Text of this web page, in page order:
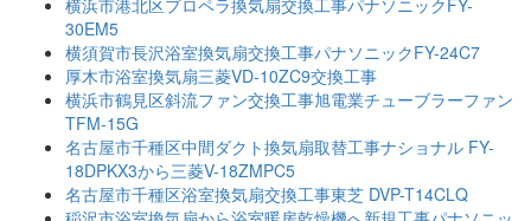
30EM5
横須賀市長沢浴室換気扇交換工事パナソニックFY-24C7
厚木市浴室換気扇三菱VD-10ZC9交換工事
横浜市鶴見区斜流ファン交換工事旭電業チューブラーファン
TFM-15G
名古屋市千種区中間ダクト換気扇取替工事ナショナル FY-
18DPKX3から三菱V-18ZMPC5
名古屋市千種区浴室換気扇交換工事東芝 DVP-T14CLQ